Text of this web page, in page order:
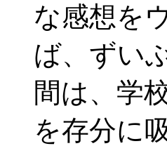
な感想を
ば、ずい
間は、学
を存分に